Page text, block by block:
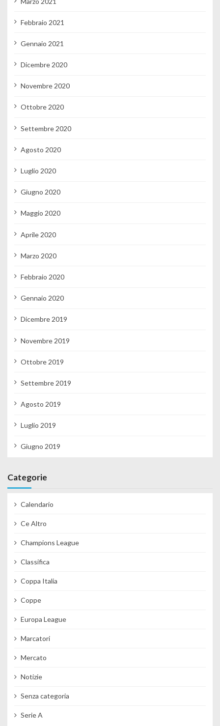
Febbraio 2021
Gennaio 2021
Dicembre 2020
Novembre 2020
Ottobre 2020
Settembre 2020
Agosto 2020
Luglio 2020
Giugno 2020
Maggio 2020
Aprile 2020
Marzo 2020
Febbraio 2020
Gennaio 2020
Dicembre 2019
Novembre 2019
Ottobre 2019
Settembre 2019
Agosto 2019
Luglio 2019
Giugno 2019
Categorie
Calendario
Ce Altro
Champions League
Classifica
Coppa Italia
Coppe
Europa League
Marcatori
Mercato
Notizie
Senza categoria
Serie A